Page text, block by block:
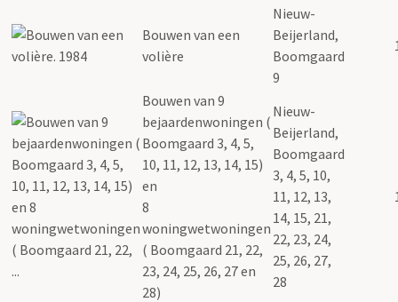
Bouwen van een
volière
Nieuw-
Beijerland,
Boomgaard
9
Bouwen van 9
bejaardenwoningen (
Boomgaard 3, 4, 5,
10, 11, 12, 13, 14, 15)
en
8
woningwetwoningen
( Boomgaard 21, 22,
23, 24, 25, 26, 27 en
28)
Nieuw-
Beijerland,
Boomgaard
3, 4, 5, 10,
11, 12, 13,
14, 15, 21,
22, 23, 24,
25, 26, 27,
28